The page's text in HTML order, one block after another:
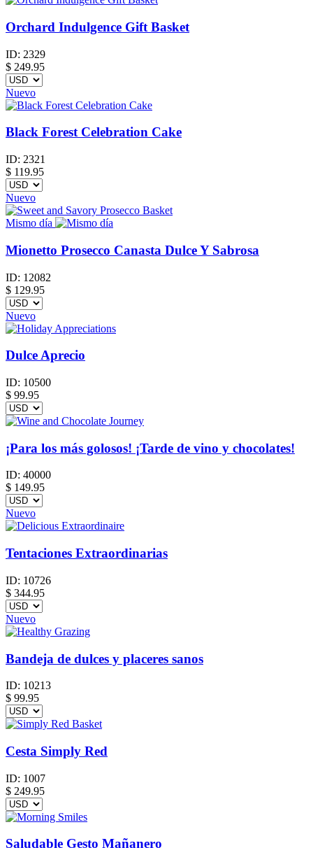
Orchard Indulgence Gift Basket
ID: 2329
$ 249.95
Nuevo
Black Forest Celebration Cake
ID: 2321
$ 119.95
Nuevo
Mismo día
Mionetto Prosecco Canasta Dulce Y Sabrosa
ID: 12082
$ 129.95
Nuevo
Dulce Aprecio
ID: 10500
$ 99.95
¡Para los más golosos! ¡Tarde de vino y chocolates!
ID: 40000
$ 149.95
Nuevo
Tentaciones Extraordinarias
ID: 10726
$ 344.95
Nuevo
Bandeja de dulces y placeres sanos
ID: 10213
$ 99.95
Cesta Simply Red
ID: 1007
$ 249.95
Saludable Gesto Mañanero